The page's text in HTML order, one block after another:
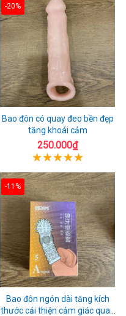
-20%
Bao đôn có quay đeo bền đẹp
tăng khoái cảm
250.000₫
-11%
Bao đôn ngón dài tăng kích
thước cải thiện cảm giác quan